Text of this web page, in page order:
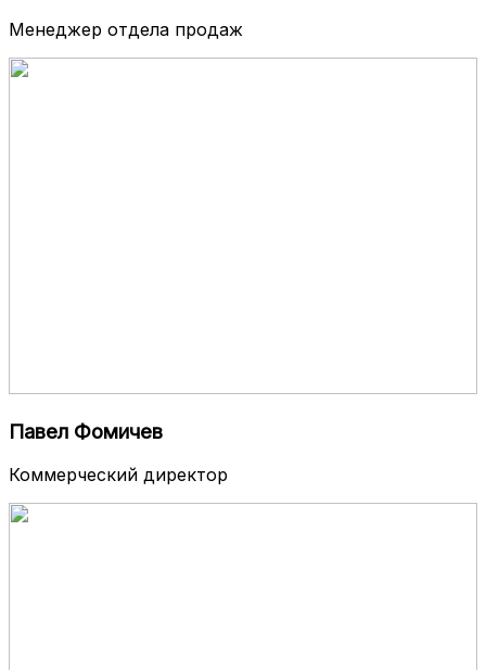
Менеджер отдела продаж
Павел Фомичев
Коммерческий директор